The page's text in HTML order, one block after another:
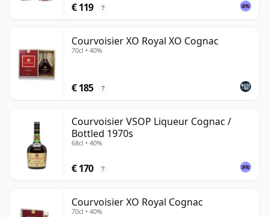
€ 119 ?
Courvoisier XO Royal XO Cognac
70cl • 40%
€ 185 ?
Courvoisier VSOP Liqueur Cognac /
Bottled 1970s
68cl • 40%
€ 170 ?
Courvoisier XO Royal Cognac
70cl • 40%